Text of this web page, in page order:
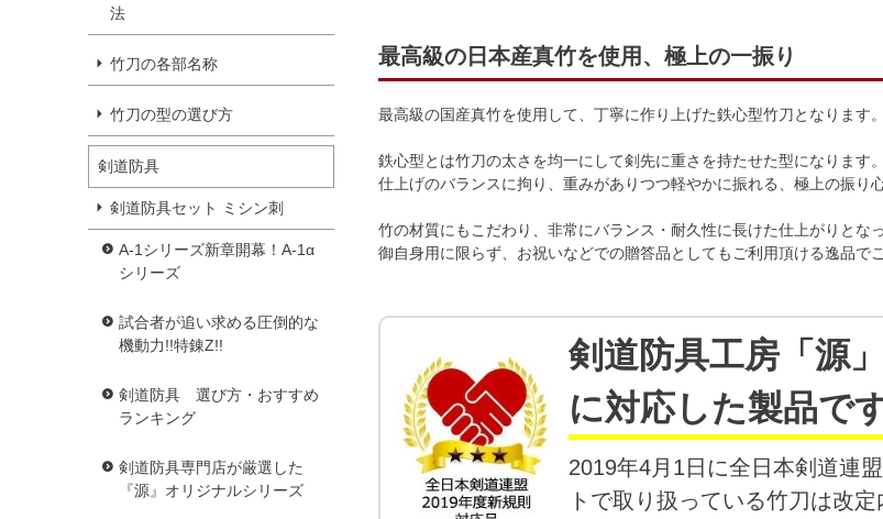
法
竹刀の各部名称
竹刀の型の選び方
剣道防具
剣道防具セット ミシン刺
A-1シリーズ新章開幕！A-1α
シリーズ
試合者が追い求める圧倒的な
機動力!!特錬Z!!
剣道防具 選び方・おすすめ
ランキング
剣道防具専門店が厳選した
『源』オリジナルシリーズ
最高級の日本産真竹を使用、極上の一振り
最高級の国産真竹を使用して、丁寧に作り上げた鉄心型竹刀となります。
鉄心型とは竹刀の太さを均一にして剣先に重さを持たせた型になります。
仕上げのバランスに拘り、重みがありつつ軽やかに振れる、極上の振り
竹の材質にもこだわり、非常にバランス・耐久性に長けた仕上がりとな
御自身用に限らず、お祝いなどでの贈答品としてもご利用頂ける逸品でご
剣道防具工房「源
に対応した製品です
2019年4月1日に全日本剣道連
トで取り扱っている竹刀は改